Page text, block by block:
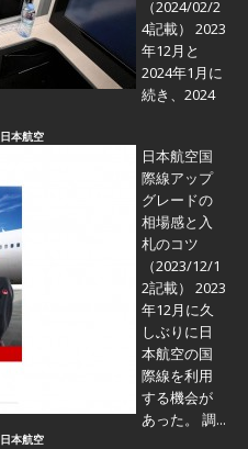
（2024/02/2
4記載） 2023
年12月と
2024年1月に
続き、2024
日本航空
日本航空国
際線アップ
グレードの
相場感と入
札のコツ
（2023/12/1
2記載） 2023
年12月に久
しぶりに日
本航空の国
際線を利用
する機会が
あった。 調...
日本航空